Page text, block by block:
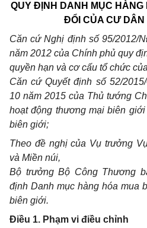
QUY ĐỊNH DANH MỤC HÀNG
ĐỔI CỦA CƯ DÂN
Căn cứNghị định số95/2012/
năm 2012 của Chính phủ quy
quyền hạn và cơ cấu tổ chức
Căn cứQuyết định số52/
10 năm 2015 của Thủ tướng
hoạt động thương mại biên
biên giới;
Theo đề nghị của Vụ trưởng
và Miền núi,
Bộ trưởng Bộ Công Thương
định Danh mục hàng hóa mua b
biên giới.
Điều 1. Phạm vi điều chỉnh